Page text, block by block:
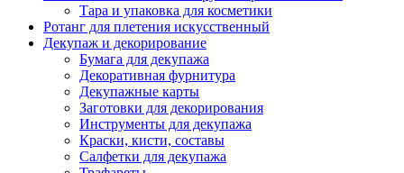
Тара и упаковка для косметики
Ротанг для плетения искусственный
Декупаж и декорирование
Бумага для декупажа
Декоративная фурнитура
Декупажные карты
Заготовки для декорирования
Инструменты для декупажа
Краски, кисти, составы
Салфетки для декупажа